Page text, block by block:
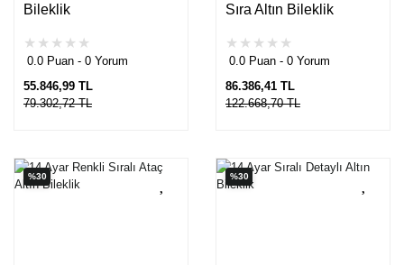
Bileklik
0.0 Puan - 0 Yorum
55.846,99 TL
79.302,72 TL
Sıra Altın Bileklik
0.0 Puan - 0 Yorum
86.386,41 TL
122.668,70 TL
%30 %30